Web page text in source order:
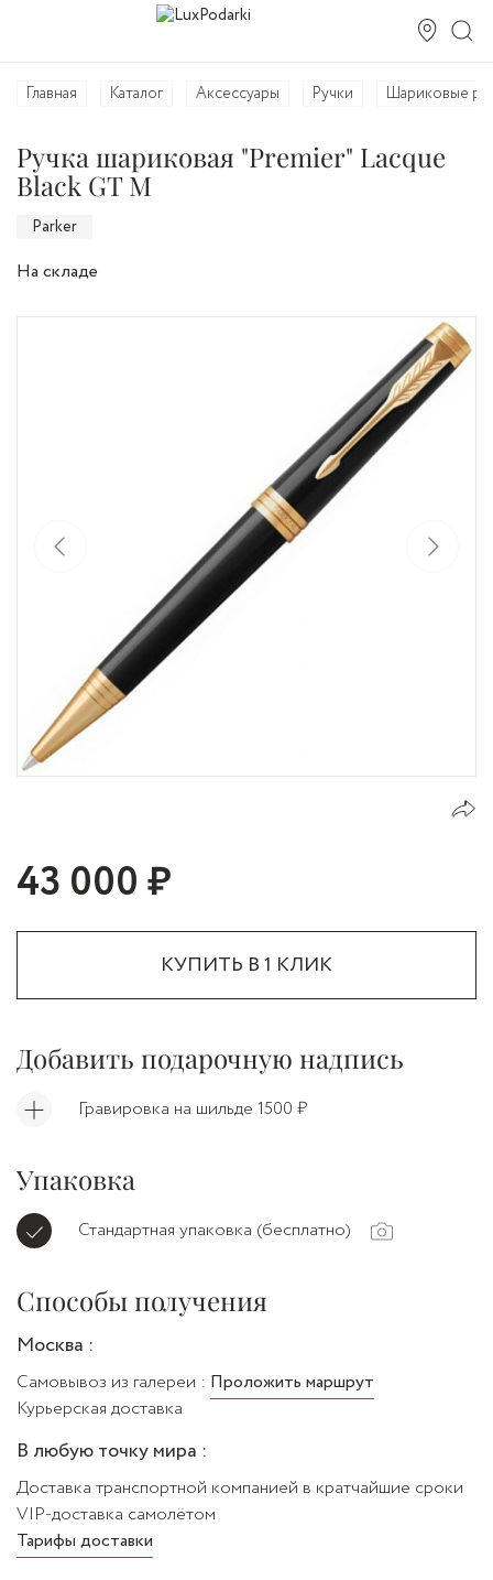
Главная Каталог Аксессуары Ручки Шариковые
Ручка шариковая "Premier" Lacque
Black GT M
Parker
На складе
43 000 ₽
КУПИТЬ В 1 КЛИК
Добавить подарочную надпись
Гравировка на шильде 1500 ₽
Упаковка
Стандартная упаковка (бесплатно)
Способы получения
Москва :
Самовывоз из галереи : Проложить маршрут
Курьерская доставка
В любую точку мира :
Доставка транспортной компанией в кратчайшие сроки
VIP-доставка самолётом
Тарифы доставки